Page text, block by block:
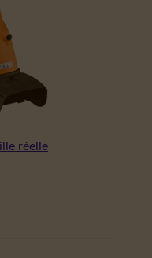
réelle